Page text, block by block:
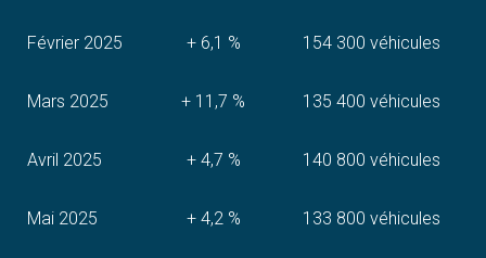
Février 2025 + 6,1 % 154 300 véhicules
Mars 2025 + 11,7 % 135 400 véhicules
Avril 2025 + 4,7 % 140 800 véhicules
Mai 2025 + 4,2 % 133 800 véhicules